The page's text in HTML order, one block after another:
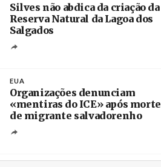
Silves não abdica da criação da
Reserva Natural da Lagoa dos
Salgados
EUA
Organizações denunciam
«mentiras do ICE» após morte
de migrante salvadorenho